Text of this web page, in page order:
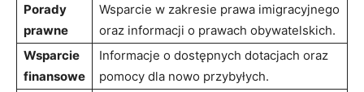
Porady
prawne
Wsparcie w zakresie prawa imigracyjnego
oraz informacji o prawach obywatelskich.
Wsparcie
finansowe
Informacje o dostępnych dotacjach oraz
pomocy dla nowo przybyłych.